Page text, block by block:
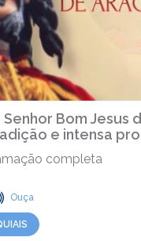
Senhor Bom Jesus
e intensa
completa
Ouça